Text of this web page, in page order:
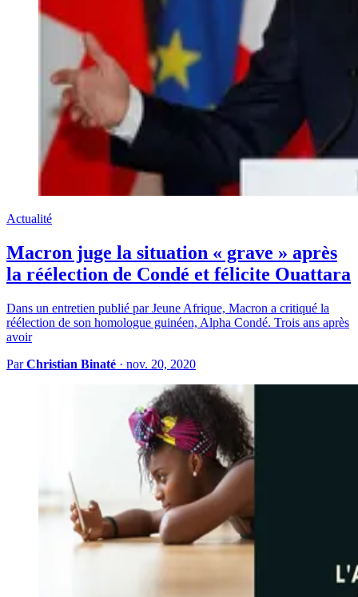
Actualité
Macron juge la situation « grave » après
la réélection de Condé et félicite Ouattara
Dans un entretien publié par Jeune Afrique, Macron a critiqué la
réélection de son homologue guinéen, Alpha Condé. Trois ans après
avoir
ParChristian Binaté · nov. 20, 2020